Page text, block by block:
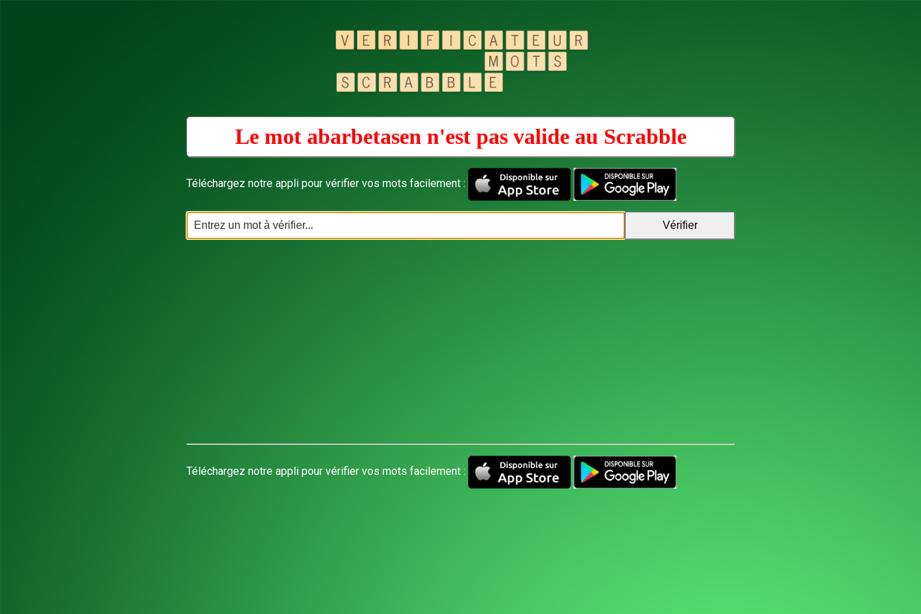
Le mot abarbetasen n'est pas valide au Scrabble
Téléchargez notre appli pour vérifier vos mots facilement :
Téléchargez notre appli pour vérifier vos mots facilement :